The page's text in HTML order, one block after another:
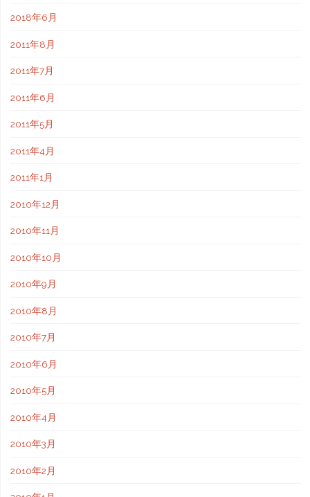
2018年6月
2011年8月
2011年7月
2011年6月
2011年5月
2011年4月
2011年1月
2010年12月
2010年11月
2010年10月
2010年9月
2010年8月
2010年7月
2010年6月
2010年5月
2010年4月
2010年3月
2010年2月